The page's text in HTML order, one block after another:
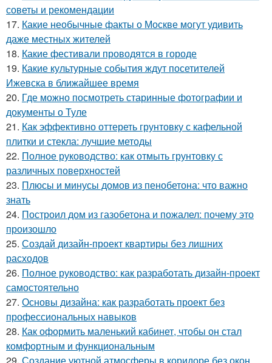
советы и рекомендации
17. Какие необычные факты о Москве могут удивить
даже местных жителей
18. Какие фестивали проводятся в городе
19. Какие культурные события ждут посетителей
Ижевска в ближайшее время
20. Где можно посмотреть старинные фотографии и
документы о Туле
21. Как эффективно оттереть грунтовку с кафельной
плитки и стекла: лучшие методы
22. Полное руководство: как отмыть грунтовку с
различных поверхностей
23. Плюсы и минусы домов из пенобетона: что важно
знать
24. Построил дом из газобетона и пожалел: почему это
произошло
25. Создай дизайн-проект квартиры без лишних
расходов
26. Полное руководство: как разработать дизайн-проект
самостоятельно
27. Основы дизайна: как разработать проект без
профессиональных навыков
28. Как оформить маленький кабинет, чтобы он стал
комфортным и функциональным